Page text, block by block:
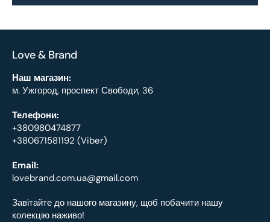
Love & Brand
Наш магазин:
м. Ужгород, проспект Свободи, 36
Телефони:
+380980474877
+380671581192 (Viber)
Email:
lovebrand.com.ua@gmail.com
Завітайте до нашого магазину, щоб побачити нашу
колекцію наживо!